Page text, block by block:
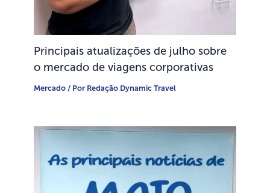
Principais atualizações de julho sobre
o mercado de viagens corporativas
Mercado / Por Redação Dynamic Travel